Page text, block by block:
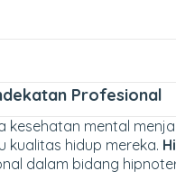
Profesional
mental
hidup mereka.
dalam bidang